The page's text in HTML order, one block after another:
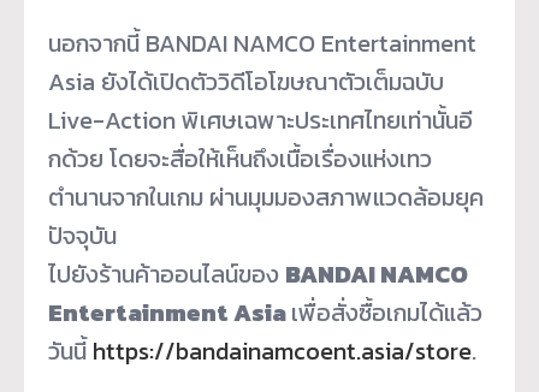
นอกจากนี้ BANDAI NAMCO Entertainment
Asia ยังได้เปิดตัววิดีโอโฆษณาตัวเต็มฉบับ
Live-Action พิเศษเฉพาะประเทศไทยเท่านั้นอี
กด้วย โดยจะสื่อให้เห็นถึงเนื้อเรื่องแห่งเทว
ตำนานจากในเกม ผ่านมุมมองสภาพแวดล้อมยุค
ปัจจุบัน
ไปยังร้านค้าออนไลน์ของ BANDAI NAMCO
Entertainment Asiaเพื่อสั่งซื้อเกมได้แล้ว
วันนี้https://bandainamcoent.asia/store.